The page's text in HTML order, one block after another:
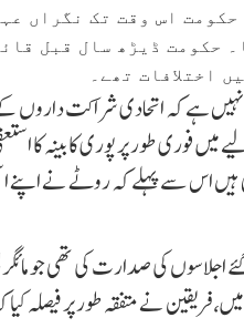
اس وقت تک نگراں
حکومت ڈیڑھ سال قبل
اختلافات تھے۔
ہے کہ اتحادی شراکت داروں کے
فوری طور پر پوری کابینہ کا
ہیں اس سے پہلے کہ روٹے نے اپنے
کی صدارت کی تھی جو
نے متفقہ طور پر فیصلہ کیا